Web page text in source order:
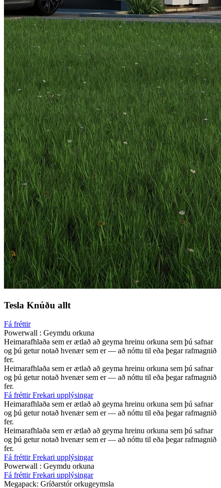
Tesla Knúðu allt
Fá fréttir
Powerwall : Geymdu orkuna
Heimarafhlaða sem er ætlað að geyma hreinu orkuna sem þú safnar
og þú getur notað hvenær sem er — að nóttu til eða þegar rafmagnið
fer.
Heimarafhlaða sem er ætlað að geyma hreinu orkuna sem þú safnar
og þú getur notað hvenær sem er — að nóttu til eða þegar rafmagnið
fer.
Fá fréttir Frekari upplýsingar
Heimarafhlaða sem er ætlað að geyma hreinu orkuna sem þú safnar
og þú getur notað hvenær sem er — að nóttu til eða þegar rafmagnið
fer.
Heimarafhlaða sem er ætlað að geyma hreinu orkuna sem þú safnar
og þú getur notað hvenær sem er — að nóttu til eða þegar rafmagnið
fer.
Fá fréttir Frekari upplýsingar
Powerwall : Geymdu orkuna
Fá fréttir Frekari upplýsingar
Megapack: Gríðarstór orkugeymsla